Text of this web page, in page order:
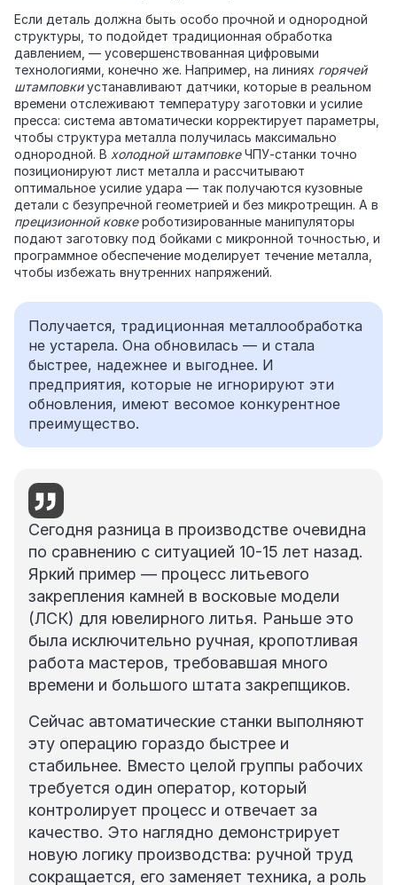
Если деталь должна быть особо прочной и однородной
структуры, то подойдет традиционная обработка
давлением, — усовершенствованная цифровыми
технологиями, конечно же. Например, на линиях горячей
штамповкиустанавливают датчики, которые в реальном
времени отслеживают температуру заготовки и усилие
пресса: система автоматически корректирует параметры,
чтобы структура металла получилась максимально
однородной. В холодной штамповкеЧПУ‑станки точно
позиционируют лист металла и рассчитывают
оптимальное усилие удара — так получаются кузовные
детали с безупречной геометрией и без микротрещин. А в
прецизионной ковкероботизированные манипуляторы
подают заготовку под бойками с микронной точностью, и
программное обеспечение моделирует течение металла,
чтобы избежать внутренних напряжений.
Получается, традиционная металлообработка
не устарела. Она обновилась — и стала
быстрее, надежнее и выгоднее. И
предприятия, которые не игнорируют эти
обновления, имеют весомое конкурентное
преимущество.
Сегодня разница в производстве очевидна
по сравнению с ситуацией 10-15 лет назад.
Яркий пример — процесс литьевого
закрепления камней в восковые модели
(ЛСК) для ювелирного литья. Раньше это
была исключительно ручная, кропотливая
работа мастеров, требовавшая много
времени и большого штата закрепщиков.
Сейчас автоматические станки выполняют
эту операцию гораздо быстрее и
стабильнее. Вместо целой группы рабочих
требуется один оператор, который
контролирует процесс и отвечает за
качество. Это наглядно демонстрирует
новую логику производства: ручной труд
сокращается, его заменяет техника, а роль